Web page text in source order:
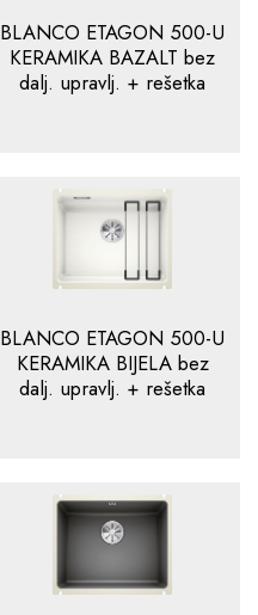
BLANCO ETAGON 500-U
KERAMIKA BAZALT bez
dalj. upravlj. + rešetka
BLANCO ETAGON 500-U
KERAMIKA BIJELA bez
dalj. upravlj. + rešetka